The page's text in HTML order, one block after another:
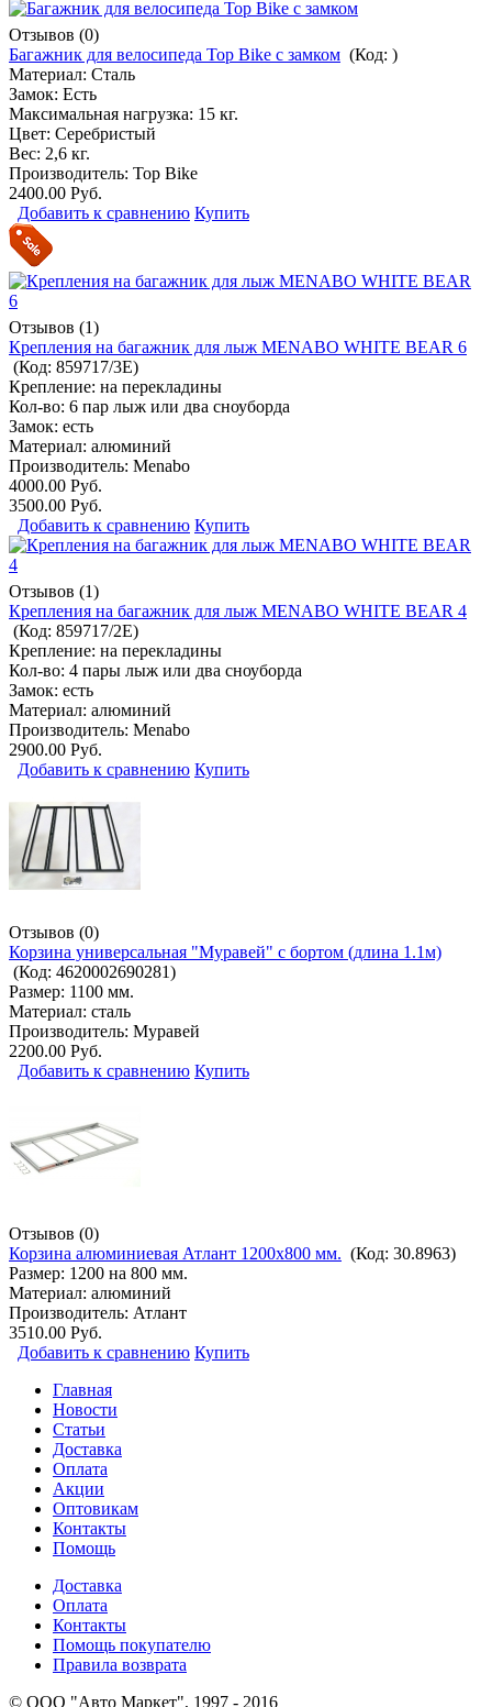
Отзывов (0)
Багажник для велосипеда Top Bike с замком (Код: )
Материал: Сталь
Замок: Есть
Максимальная нагрузка: 15 кг.
Цвет: Серебристый
Вес: 2,6 кг.
Производитель: Top Bike
2400.00 Руб.
Добавить к сравнению Купить
Отзывов (1)
Крепления на багажник для лыж MENABO WHITE BEAR 6
(Код: 859717/3E)
Крепление: на перекладины
Кол-во: 6 пар лыж или два сноуборда
Замок: есть
Материал: алюминий
Производитель: Menabo
4000.00 Руб.
3500.00 Руб.
Добавить к сравнению Купить
Отзывов (1)
Крепления на багажник для лыж MENABO WHITE BEAR 4
(Код: 859717/2Е)
Крепление: на перекладины
Кол-во: 4 пары лыж или два сноуборда
Замок: есть
Материал: алюминий
Производитель: Menabo
2900.00 Руб.
Добавить к сравнению Купить
Отзывов (0)
Корзина универсальная "Муравей" с бортом (длина 1.1м)
(Код: 4620002690281)
Размер: 1100 мм.
Материал: сталь
Производитель: Муравей
2200.00 Руб.
Добавить к сравнению Купить
Отзывов (0)
Корзина алюминиевая Атлант 1200х800 мм. (Код: 30.8963)
Размер: 1200 на 800 мм.
Материал: алюминий
Производитель: Атлант
3510.00 Руб.
Добавить к сравнению Купить
Главная
Новости
Статьи
Доставка
Оплата
Акции
Оптовикам
Контакты
Помощь
Доставка
Оплата
Контакты
Помощь покупателю
Правила возврата
© ООО "Авто Маркет", 1997 - 2016